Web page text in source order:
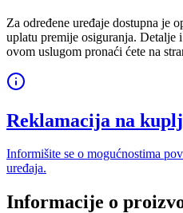
Za određene uređaje dostupna je
uplatu premije osiguranja. Detalje
ovom uslugom pronaći ćete na
Reklamacija na
Informišite se o mogućnostima
uređaja.
Informacije o